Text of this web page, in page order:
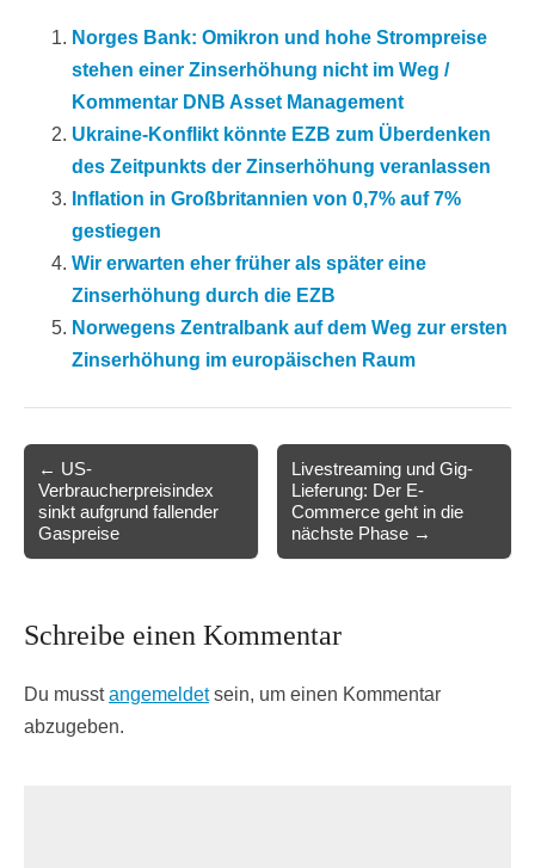
Norges Bank: Omikron und hohe Strompreise
stehen einer Zinserhöhung nicht im Weg /
Kommentar DNB Asset Management
Ukraine-Konflikt könnte EZB zum Überdenken
des Zeitpunkts der Zinserhöhung veranlassen
Inflation in Großbritannien von 0,7% auf 7%
gestiegen
Wir erwarten eher früher als später eine
Zinserhöhung durch die EZB
Norwegens Zentralbank auf dem Weg zur ersten
Zinserhöhung im europäischen Raum
navigation
← US-
Verbraucherpreisindex
sinkt aufgrund fallender
Gaspreise
Livestreaming und Gig-
Lieferung: Der E-
Commerce geht in die
nächste Phase →
Schreibe einen Kommentar
Du musstangemeldetsein, um einen Kommentar
abzugeben.